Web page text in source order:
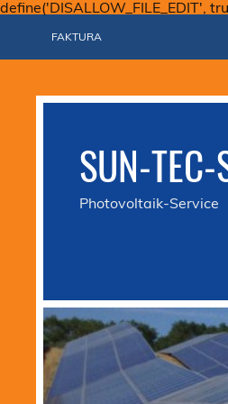
define('DISALLOW_FILE_EDIT',
FAKTURA
SUN-TEC-
Photovoltaik-Service